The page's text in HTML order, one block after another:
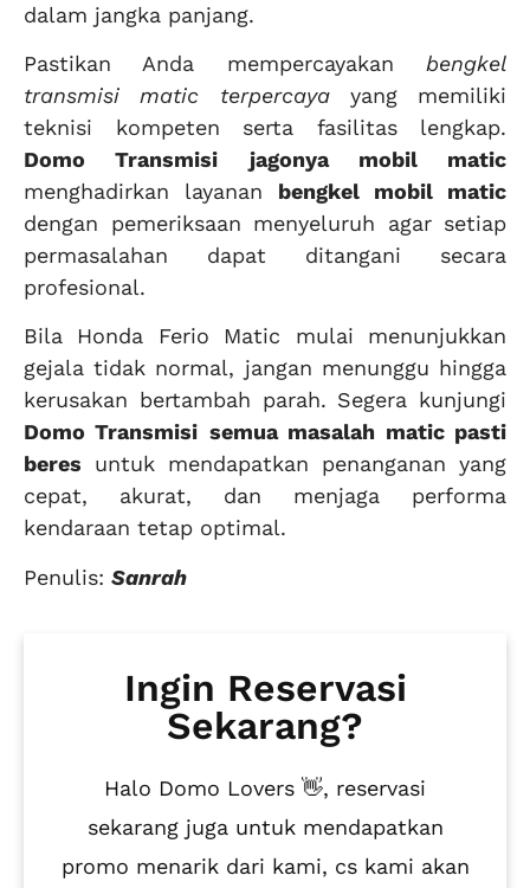
dalam jangka panjang.
Pastikan Anda mempercayakan bengkel
transmisi matic terpercayayang memiliki
teknisi kompeten serta fasilitas lengkap.
Domo Transmisi
jagonya mobil matic
menghadirkan layanan bengkel mobil matic
dengan pemeriksaan menyeluruh agar setiap
permasalahan dapat ditangani secara
profesional.
Bila Honda Ferio Matic mulai menunjukkan
gejala tidak normal, jangan menunggu hingga
kerusakan bertambah parah. Segera kunjungi
Domo Transmisi semua masalah matic pasti
beres untuk mendapatkan penanganan yang
cepat, akurat, dan menjaga performa
kendaraan tetap optimal.
Penulis: Sanrah
Ingin Reservasi
Sekarang?
Halo Domo Lovers 👋, reservasi
sekarang juga untuk mendapatkan
promo menarik dari kami, cs kami akan